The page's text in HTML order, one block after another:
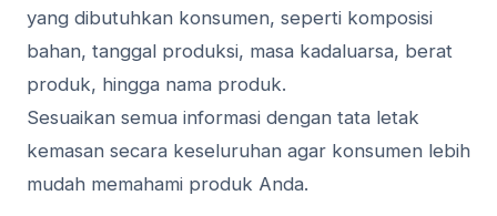
yang dibutuhkan konsumen, seperti komposisi
bahan, tanggal produksi, masa kadaluarsa, berat
produk, hingga nama produk.
Sesuaikan semua informasi dengan tata letak
kemasan secara keseluruhan agar konsumen lebih
mudah memahami produk Anda.